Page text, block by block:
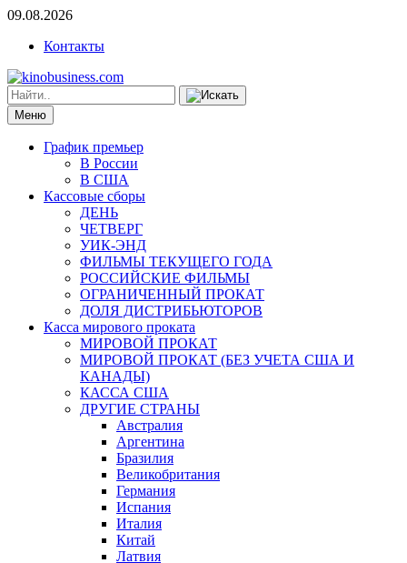
09.08.2026
Контакты
Меню
График премьер
В России
В США
Кассовые сборы
ДЕНЬ
ЧЕТВЕРГ
УИК-ЭНД
ФИЛЬМЫ ТЕКУЩЕГО ГОДА
РОССИЙСКИЕ ФИЛЬМЫ
ОГРАНИЧЕННЫЙ ПРОКАТ
ДОЛЯ ДИСТРИБЬЮТОРОВ
Касса мирового проката
МИРОВОЙ ПРОКАТ
МИРОВОЙ ПРОКАТ (БЕЗ УЧЕТА США И
КАНАДЫ)
КАССА США
ДРУГИЕ СТРАНЫ
Австралия
Аргентина
Бразилия
Великобритания
Германия
Испания
Италия
Китай
Латвия